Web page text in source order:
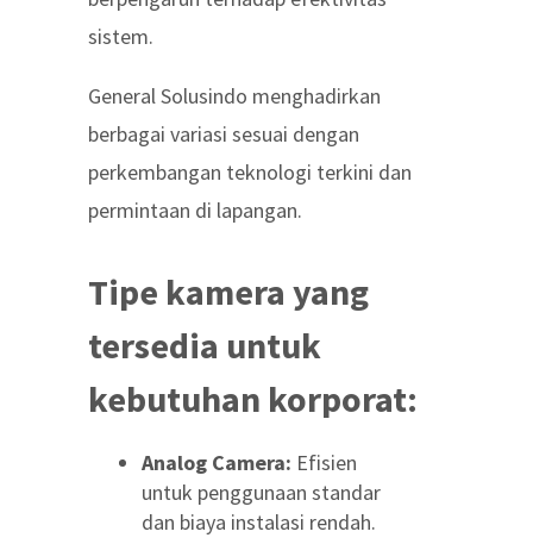
sistem.
General Solusindo menghadirkan
berbagai variasi sesuai dengan
perkembangan teknologi terkini dan
permintaan di lapangan.
Tipe kamera yang
tersedia untuk
kebutuhan korporat:
Analog Camera: Efisien
untuk penggunaan standar
dan biaya instalasi rendah.